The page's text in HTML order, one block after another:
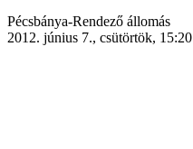
Helyszín
(képaláírás
Pécsbánya-Rendező állomás
2012. június 7., csütörtök, 15:20